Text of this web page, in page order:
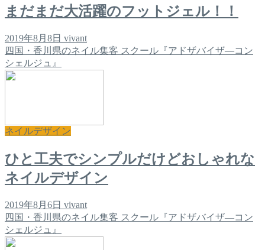
まだまだ大活躍のフットジェル！！
2019年8月8日 vivant
四国・香川県のネイル集客 スクール『アドザバイザ―コン
シェルジュ』
ネイルデザイン
ひと工夫でシンプルだけどおしゃれな
ネイルデザイン
2019年8月6日 vivant
四国・香川県のネイル集客 スクール『アドザバイザ―コン
シェルジュ』